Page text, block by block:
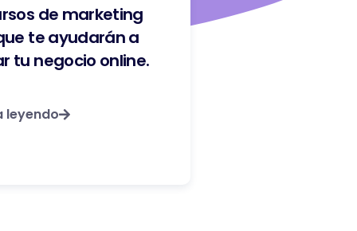
de marketing
te ayudarán a
tu negocio online.
leyendo